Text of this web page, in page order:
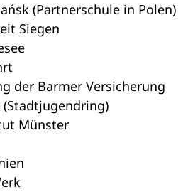
(Partnerschule in Polen)
Siegen
der Barmer Versicherung
(Stadtjugendring)
Münster